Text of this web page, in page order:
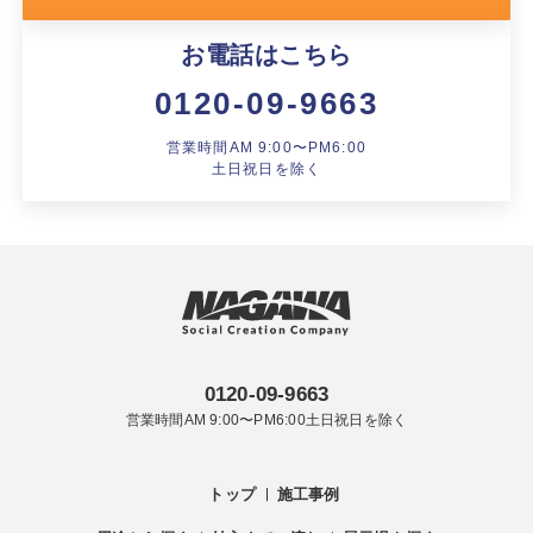
お電話はこちら
0120-09-9663
営業時間AM 9:00〜PM6:00
土日祝日を除く
0120-09-9663
営業時間AM 9:00〜PM6:00土日祝日を除く
トップ 施工事例